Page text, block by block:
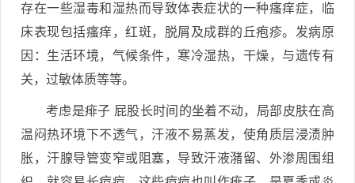
存在一些湿毒和湿热而导致体表症状的一种瘙痒症，临
床表现包括瘙痒，红斑，脱屑及成群的丘疱疹。发病原
因：生活环境，气候条件，寒冷湿热，干燥，与遗传有
关，过敏体质等等。
考虑是痱子 屁股长时间的坐着不动，局部皮肤在高
温闷热环境下不透气，汗液不易蒸发，使角质层浸渍肿
胀，汗腺导管变窄或阻塞，导致汗液潴留、外渗周围组